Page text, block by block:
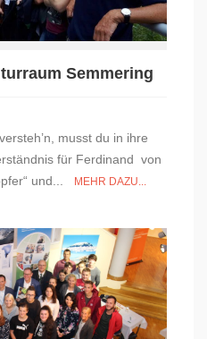
Semmering
musst du in ihre
für Ferdinand von
und...
MEHR DAZU...